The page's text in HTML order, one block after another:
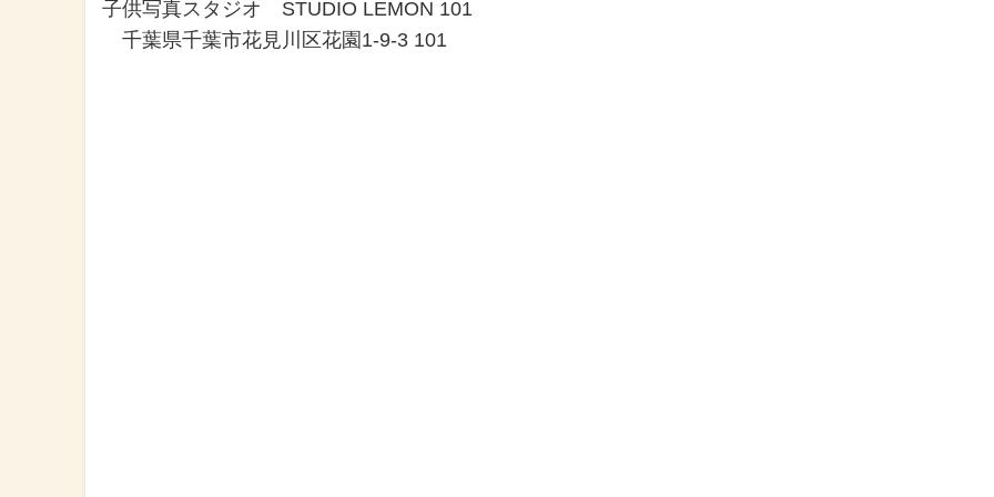
子供写真スタジオ STUDIO LEMON 101
千葉県千葉市花見川区花園1-9-3 101